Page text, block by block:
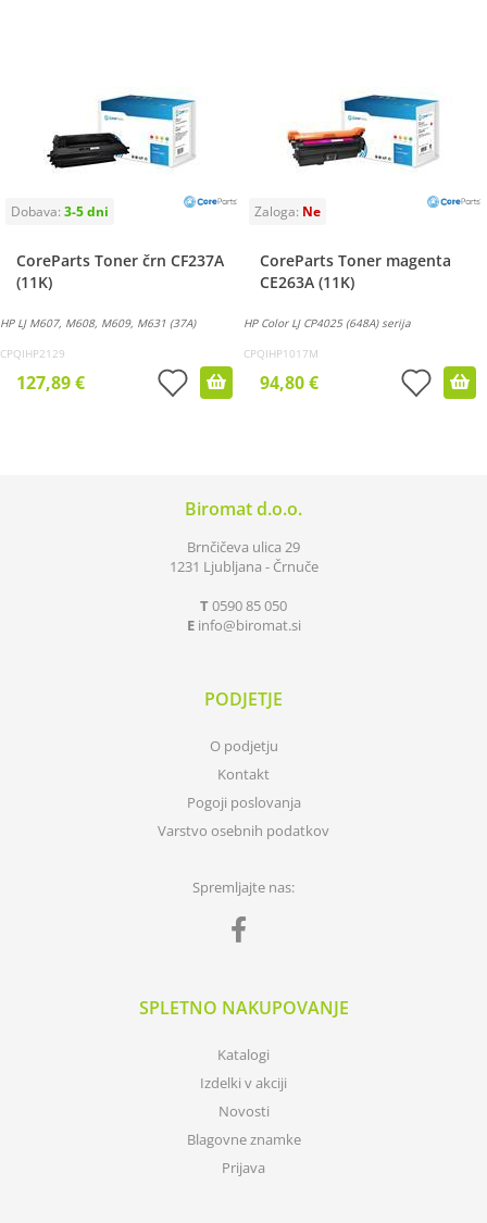
CoreParts Toner črn CF237A
(11K)
HP LJ M607, M608, M609, M631 (37A)
CPQIHP2129
127,89 €
CoreParts Toner magenta
CE263A (11K)
HP Color LJ CP4025 (648A) serija
CPQIHP1017M
94,80 €
Biromat d.o.o.
Brnčičeva ulica 29
1231 Ljubljana - Črnuče
T0590 85 050
E info biromat.si
PODJETJE
O podjetju
Kontakt
Pogoji poslovanja
Varstvo osebnih podatkov
Spremljajte nas:
SPLETNO NAKUPOVANJE
Katalogi
Izdelki v akciji
Novosti
Blagovne znamke
Prijava